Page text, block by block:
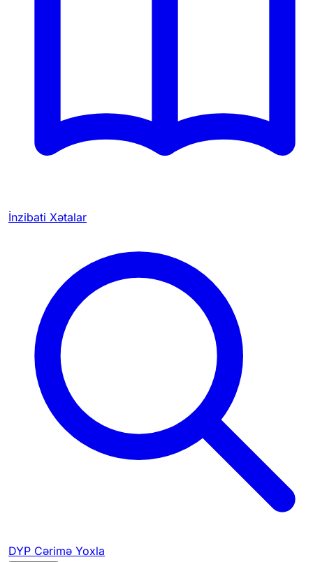
İnzibati Xətalar
DYP Cərimə Yoxla